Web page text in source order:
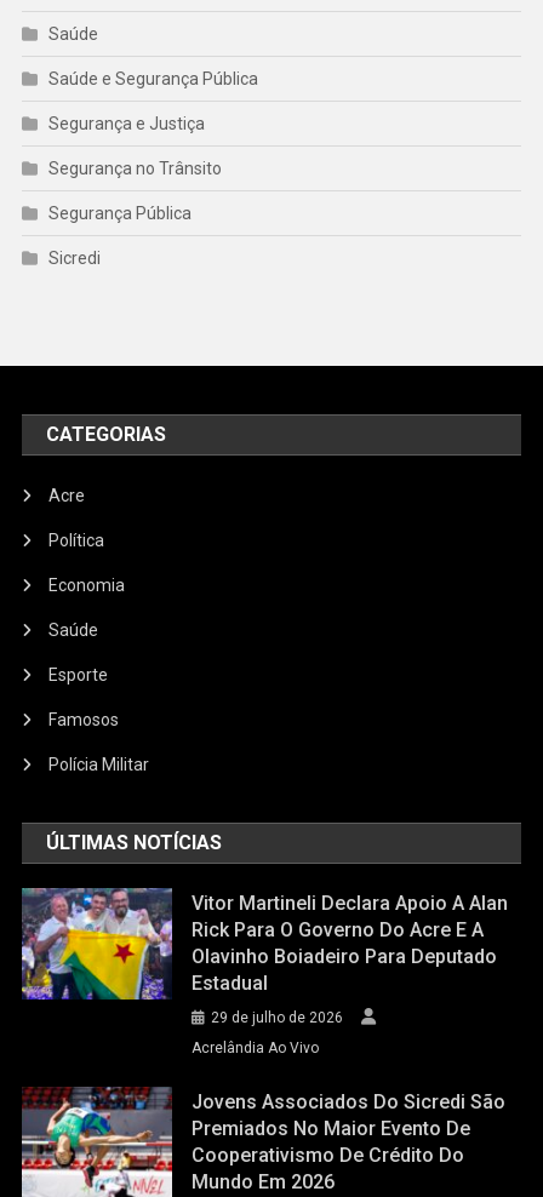
Saúde
Saúde e Segurança Pública
Segurança e Justiça
Segurança no Trânsito
Segurança Pública
Sicredi
CATEGORIAS
Acre
Política
Economia
Saúde
Esporte
Famosos
Polícia Militar
ÚLTIMAS NOTÍCIAS
Vitor Martineli Declara Apoio A Alan
Rick Para O Governo Do Acre E A
Olavinho Boiadeiro Para Deputado
Estadual
29 de julho de 2026
Acrelândia Ao Vivo
Jovens Associados Do Sicredi São
Premiados No Maior Evento De
Cooperativismo De Crédito Do
Mundo Em 2026